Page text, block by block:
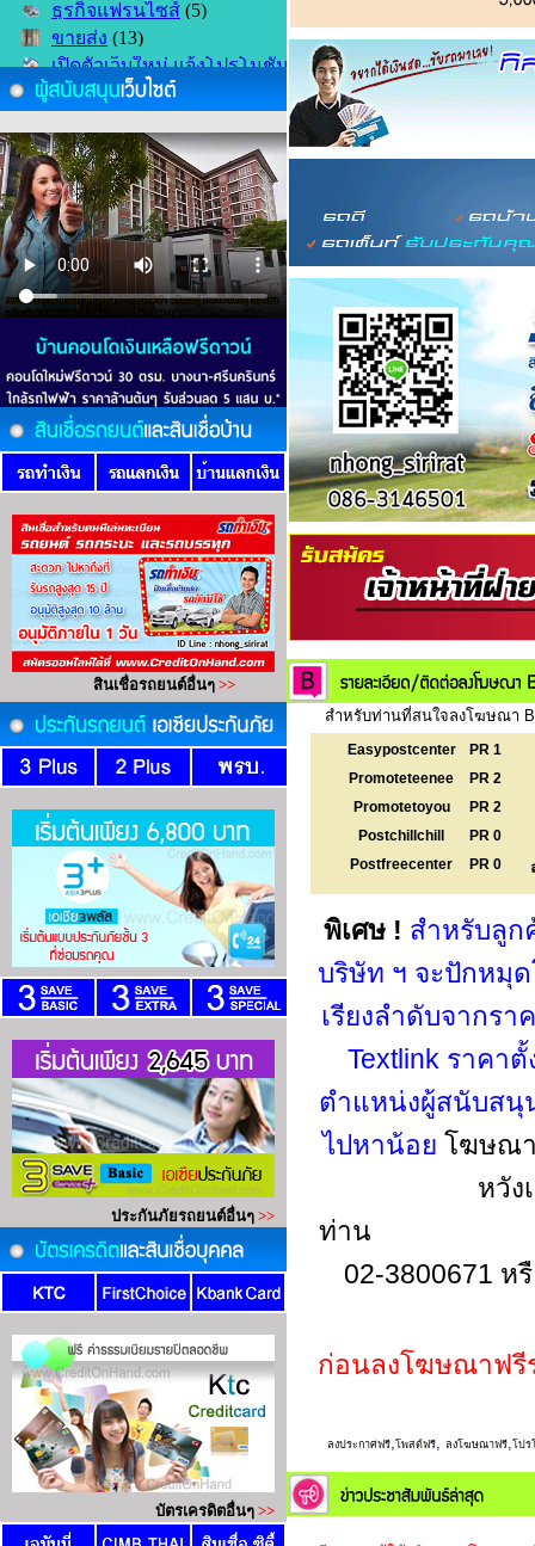
สำหรับท่านที่สนใจลงโฆษณา
Easypostcenter
PR 1
Promoteteenee
PR 2
Promotetoyou
PR 2
Postchillchill
PR 0
Postfreecenter
PR 0
พิเศษ ! สำหรับลูก
บริษัท ฯ จะปักหมุ
เรียงลำดับจากร
Textlink ราคา
ตำแหน่งผู้สนับสนุ
ไปหาน้อย โฆษณา
หวัง
ท่าน
02-3800671 ห
ก่อนลงโฆษณาฟ
ลงประกาศฟรี,โพสต์ฟรี, ลงโฆษณาฟรี,โปร